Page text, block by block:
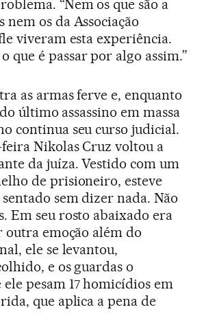
“Nem os que são a
nem os da Associação
viveram esta experiência.
que é passar por algo assim.”
as armas ferve e, enquanto
último assassino em massa
continua seu curso judicial.
Nikolas Cruz voltou a
da juíza. Vestido com um
de prisioneiro, esteve
sem dizer nada. Não
Em seu rosto abaixado era
emoção além do
ele se levantou,
e os guardas o
pesam 17 homicídios em
que aplica a pena de